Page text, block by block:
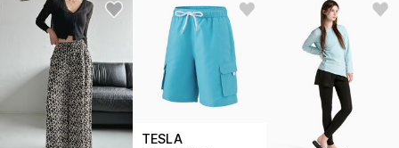
TESLA